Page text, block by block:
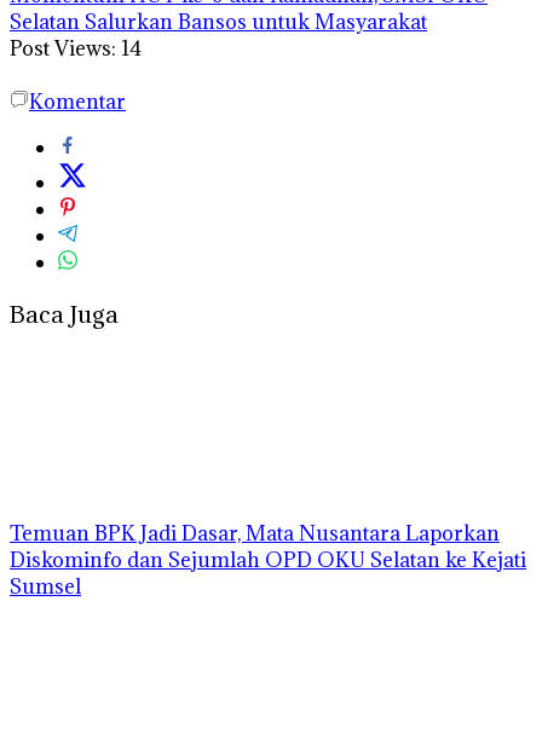
Selatan Salurkan Bansos untuk Masyarakat
Post Views: 14
Komentar
Baca Juga
Temuan BPK Jadi Dasar, Mata Nusantara Laporkan
Diskominfo dan Sejumlah OPD OKU Selatan ke Kejati
Sumsel